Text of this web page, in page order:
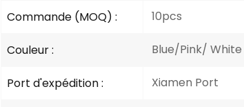
Commande (MOQ) : 10pcs
Couleur : Blue/Pink/ White
Port d'expédition : Xiamen Port